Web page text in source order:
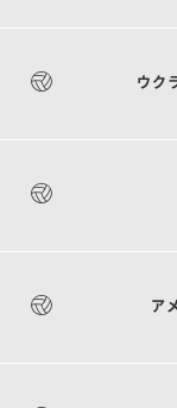
ウク
ア